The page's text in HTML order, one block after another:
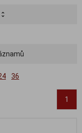
36
1